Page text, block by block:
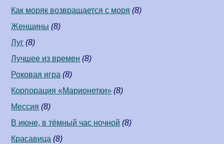
Как моряк возвращается с моря (8)
Женщины (8)
Луг (8)
Лучшее из времен (8)
Роковая игра (8)
Корпорация «Марионетки» (8)
Мессия (8)
В июне, в тёмный час ночной (8)
Красавица (8)